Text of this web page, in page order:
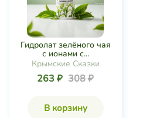
Гидролат зелёного чая
с ионами с...
Крымские Сказки
263 ₽ 308 ₽
В корзину